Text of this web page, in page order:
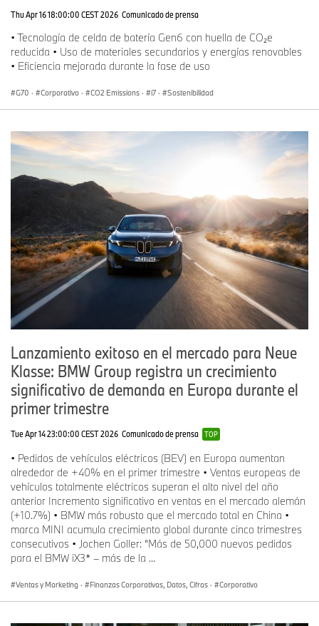
Thu Apr 16 18:00:00 CEST 2026 Comunicado de prensa
• Tecnología de celda de batería Gen6 con huella de CO₂e
reducida • Uso de materiales secundarios y energías renovables
• Eficiencia mejorada durante la fase de uso
G70 · Corporativo · CO2 Emissions · i7 · Sostenibilidad
Lanzamiento exitoso en el mercado para Neue
Klasse: BMW Group registra un crecimiento
significativo de demanda en Europa durante el
primer trimestre
Tue Apr 14 23:00:00 CEST 2026 Comunicado de prensa TOP
• Pedidos de vehículos eléctricos (BEV) en Europa aumentan
alrededor de +40% en el primer trimestre • Ventas europeas de
vehículos totalmente eléctricos superan el alto nivel del año
anterior Incremento significativo en ventas en el mercado alemán
(+10.7%) • BMW más robusto que el mercado total en China •
marca MINI acumula crecimiento global durante cinco trimestres
consecutivos • Jochen Goller: “Más de 50,000 nuevos pedidos
para el BMW iX3* – más de la ...
Ventas y Marketing · Finanzas Corporativas, Datos, Cifras · Corporativo